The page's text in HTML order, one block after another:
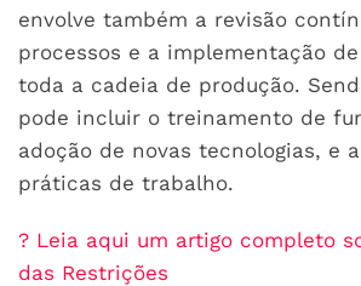
envolve também a revisão
processos e a implementação
toda a cadeia de produção.
pode incluir o treinamento de
adoção de novas tecnologias, e
práticas de trabalho.
? Leia aqui um artigo completo
das Restrições